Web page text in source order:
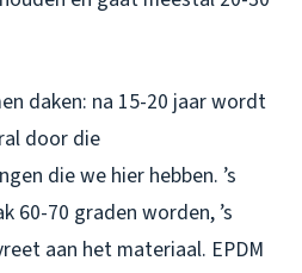
daken: na 15-20 jaar wordt
door die
die we hier hebben. ’s
60-70 graden worden, ’s
aan het materiaal. EPDM